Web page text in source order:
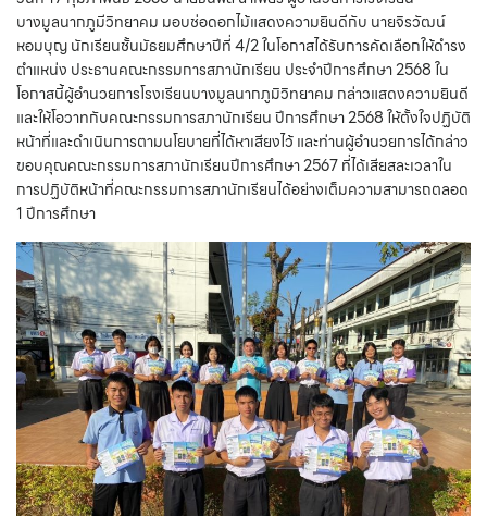
บางมูลนากภูมีวิทยาคม มอบช่อดอกไม้แสดงความยินดีกับ นายจิรวัฒน์
หอมบุญ นักเรียนชั้นมัธยมศึกษาปีที่ 4/2 ในโอกาสได้รับการคัดเลือกให้ดำรง
ตำแหน่ง ประธานคณะกรรมการสภานักเรียน ประจำปีการศึกษา 2568 ใน
โอกาสนี้ผู้อำนวยการโรงเรียนบางมูลนากภูมิวิทยาคม กล่าวแสดงความยินดี
และให้โอวาทกับคณะกรรมการสภานักเรียน ปีการศึกษา 2568 ให้ตั้งใจปฏิบัติ
หน้าที่และดำเนินการตามนโยบายที่ได้หาเสียงไว้ และท่านผู้อำนวยการได้กล่าว
ขอบคุณคณะกรรมการสภานักเรียนปีการศึกษา 2567 ที่ได้เสียสละเวลาใน
การปฏิบัติหน้าที่คณะกรรมการสภานักเรียนได้อย่างเต็มความสามารถตลอด
1 ปีการศึกษา